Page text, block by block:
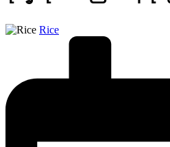
Posted Rice